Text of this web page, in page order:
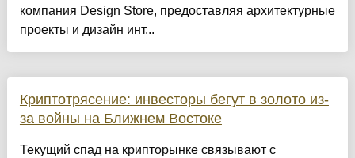
компания Design Store, предоставляя архитектурные
проекты и дизайн инт...
Криптотрясение: инвесторы бегут в золото из-
за войны на Ближнем Востоке
Текущий спад на крипторынке связывают с